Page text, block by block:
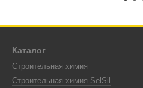
Каталог
Строительная химия
Строительная химия SelSil